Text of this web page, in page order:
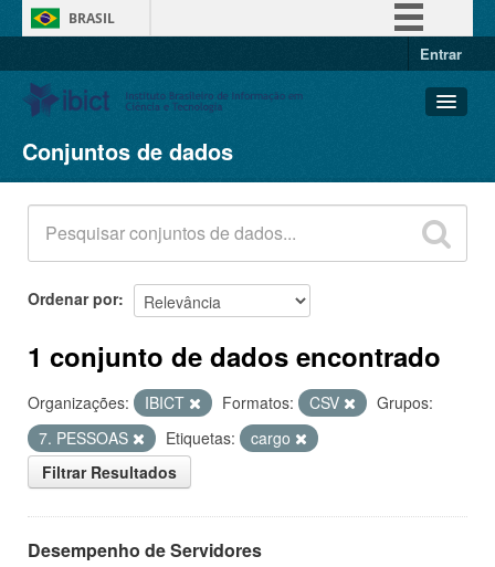
BRASIL
Entrar
Conjuntos de dados
Organizações
Grupos
Sobre
Conjuntos de dados
Ordenar por
1 conjunto de dados encontrado
Organizações: IBICT Formatos: CSV
Grupos:
7. PESSOAS
Etiquetas:
cargo
Filtrar Resultados
Desempenho de Servidores